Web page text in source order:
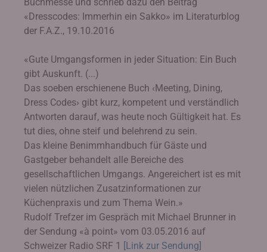
«Dresscodes: Immerhin ein Sakko» im Literaturblog
der F.A.Z., 19.10.2016
«Gute Umgangsformen in jeder Situation: Ein Buch
gibt Auskunft. (...)
Das soeben erschienene Buch ‹Meeting, Dining,
Dress Codes› gibt kurz, kompetent und verständlich
Antworten darauf, was heute noch Gültigkeit hat. Es
tut dies, ohne steif und belehrend zu sein.
Das kleine Benimmhandbuch für Gäste und
Gastgeber behandelt alle Bereiche des
gesellschaftlichen Umgangs. Angereichert ist es mit
vielen nützlichen Zusatzinformationen zur
Küchenpraxis und zum Thema Wein.»
Rudolf Trefzer im Gespräch mit Michael Brunner in
der Sendung «à point» vom 03.05.2016 auf
Schweizer Radio SRF 1 [Link zur Sendung]